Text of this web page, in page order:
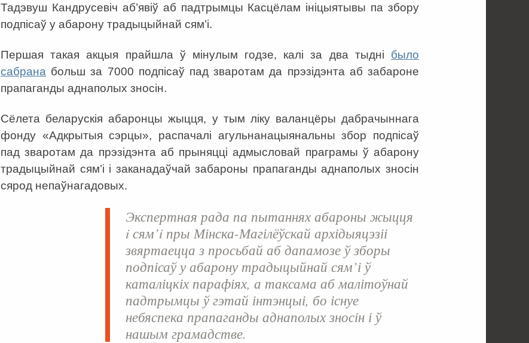
Тадэвуш Кандрусевіч аб’явіў аб падтрымцы Касцёлам ініцыятывы па збору
подпісаў у абарону традыцыйнай сям’і.
Першая такая акцыя прайшла ў мінулым годзе, калі за два тыдні было
сабрана больш за 7000 подпісаў пад зваротам да прэзідэнта аб забароне
прапаганды аднаполых зносін.
Сёлета беларускія абаронцы жыцця, у тым ліку валанцёры дабрачыннага
фонду «Адкрытыя сэрцы», распачалі агульнанацыянальны збор подпісаў
пад зваротам да прэзідэнта аб прыняцці адмысловай праграмы ў абарону
традыцыйнай сям’і і заканадаўчай забароны прапаганды аднаполых зносін
сярод непаўнагадовых.
Экспертная рада па пытаннях абароны жыцця
i сям’i пры Мінска-Магілёўскай архідыяцэзіі
звяртаецца з просьбай аб дапамозе ў зборы
подпісаў у абарону традыцыйнай сям’і ў
каталіцкіх парафіях, а таксама аб малітоўнай
падтрымцы ў гэтай інтэнцыі, бо існуе
небяспека прапаганды аднаполых зносін і ў
нашым грамадстве.